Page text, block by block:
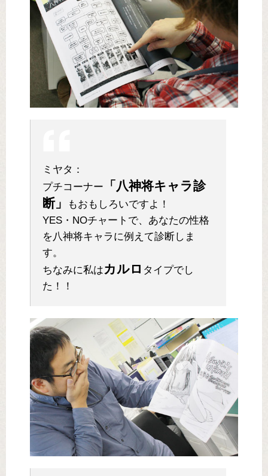
ミヤタ：
プチコーナー
「八神将キャラ診
断」
もおもしろいですよ！
YES・NOチャートで、あなたの性格
を八神将キャラに例えて診断しま
す。
ちなみに私はカルロ タイプでし
た！！